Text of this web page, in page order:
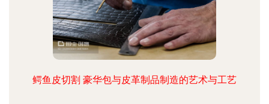
鳄鱼皮切割 豪华包与皮革制品制造的艺术与工艺